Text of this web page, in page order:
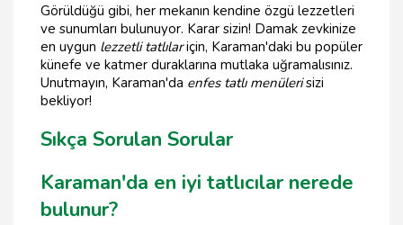
Görüldüğü gibi, her mekanın kendine özgü lezzetleri
ve sunumları bulunuyor. Karar sizin! Damak zevkinize
en uygun lezzetli tatlılariçin, Karaman'daki bu popüler
künefe ve katmer duraklarına mutlaka uğramalısınız.
Unutmayın, Karaman'da enfes tatlı menülerisizi
bekliyor!
Sıkça Sorulan Sorular
Karaman'da en iyi tatlıcılar nerede
bulunur?